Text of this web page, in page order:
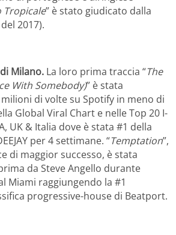
Tropicale” è stato giudicato dalla
2017).
Milano. La loro prima traccia “The
With Somebody)” è stata
di volte su Spotify in meno di
Global Viral Chart e nelle Top 20 I-
UK & Italia dove è stata #1 della
per 4 settimane. “Temptation”,
di maggior successo, è stata
da Steve Angello durante
Miami raggiungendo la #1
progressive-house di Beatport.